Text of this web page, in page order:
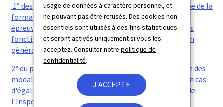
usage de données à caractère personnel, et
ne pouvant pas être refusés. Des cookies non
essentiels sont utilisés à des fins statistiques
et seront activés uniquement si vous les
acceptez. Consulter notrepolitique de
confidentialité.
J'ACCEPTE
1° des programmes de formation spéciale, de la durée de la
formation spéciale théorique et de l'appéciation des
épreuves de l'examen de fin de formation spéciale des
fonctionnaires stagiaires du cadre civil de l'Inspection
générale de la Police ;
2° du programme de l'examen de promotion ainsi que des
modalités classement et des critères de départage en cas
d'égalité des notes des fonctionnaires du cadre civil de
l'Inspection générale de la Police.